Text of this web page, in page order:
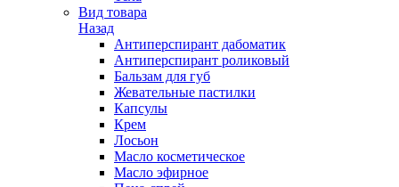
Вид товара
Назад
Антиперспирант дабоматик
Антиперспирант роликовый
Бальзам для губ
Жевательные пастилки
Капсулы
Крем
Лосьон
Масло косметическое
Масло эфирное